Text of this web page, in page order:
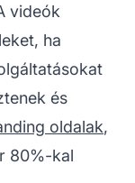
videók
ha
és
oldalak,
80%-kal